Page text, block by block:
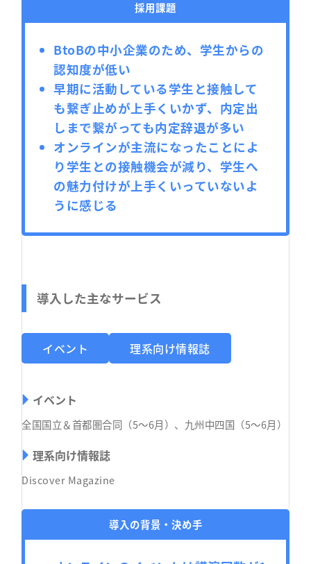
採用課題
BtoBの中小企業のため、学生からの
認知度が低い
早期に活動している学生と接触して
も繋ぎ止めが上手くいかず、内定出
しまで繋がっても内定辞退が多い
オンラインが主流になったことによ
り学生との接触機会が減り、学生へ
の魅力付けが上手くいっていないよ
うに感じる
導入した主なサービス
イベント 理系向け情報誌
イベント
全国国立＆首都圏合同（5〜6月）、九州中四国（5〜6月）
理系向け情報誌
Discover Magazine
導入の背景・決め手